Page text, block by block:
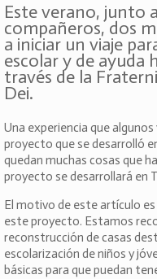
Este verano, junto
compañeros, dos
a iniciar un viaje
escolar y de ayuda
través de la
Dei.
Una experiencia que
proyecto que se desarrolló
quedan muchas cosas que
proyecto se desarrollará en
El motivo de este artículo
este proyecto. Estamos
reconstrucción de casas
escolarización de niños y
básicas para que puedan